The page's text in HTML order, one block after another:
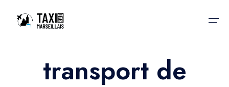
Accueiltransport de